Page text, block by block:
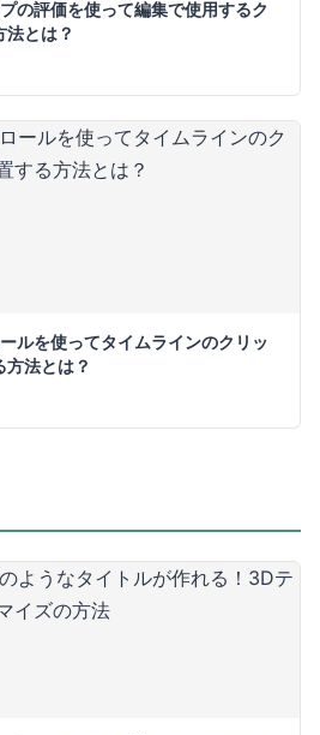
の評価を使って編集で使用するク
法とは？
ルを使ってタイムラインのクリッ
方法とは？